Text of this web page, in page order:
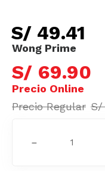
S/ 49.41
S/ 69.90
S/
－